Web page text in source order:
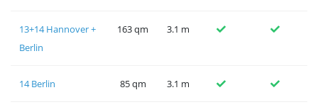
13+14 Hannover +
Berlin
163 qm 3.1 m
14 Berlin 85 qm 3.1 m